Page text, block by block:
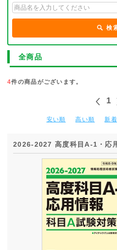
検
全商品
4件の商品がございます。
1
安い順 高い順 新
2026-2027 高度科目A-1・応